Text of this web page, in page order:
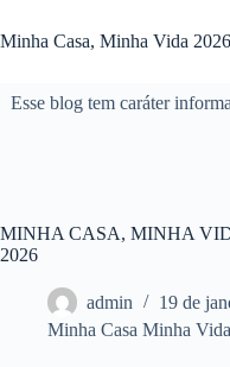
para
o
Minha Casa, Minha Vida 2026
Esse blog tem caráter
MINHA CASA, MINHA
2026
admin
19 de
Minha Casa Minha